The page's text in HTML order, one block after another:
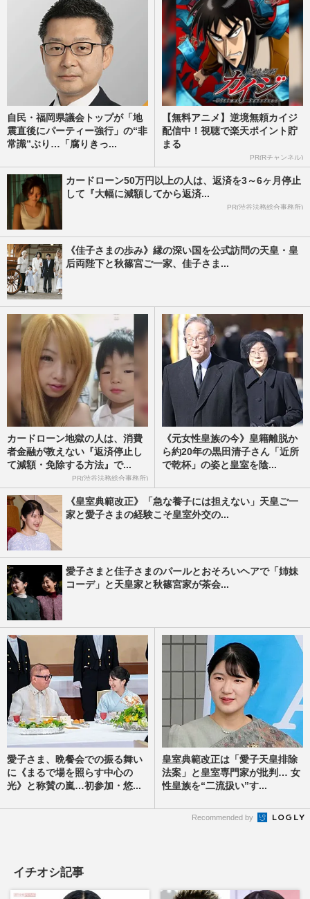
自民・福岡県議会トップが「地
震直後にパーティー強行」の“非
常識”ぶり…「腐りきっ...
【無料アニメ】逆境無頼カイジ
配信中！視聴で楽天ポイント貯
まる
PR(Rチャンネル)
カードローン50万円以上の人は、返済を3～6ヶ月停止
して『大幅に減額してから返済...
PR(渋谷法務総合事務所)
《佳子さまの歩み》縁の深い国を公式訪問の天皇・皇
后両陛下と秋篠宮ご一家、佳子さま...
カードローン地獄の人は、消費
者金融が教えない『返済停止し
て減額・免除する方法』で...
PR(渋谷法務総合事務所)
《元女性皇族の今》皇籍離脱か
ら約20年の黒田清子さん「近所
で乾杯」の姿と皇室を陰...
《皇室典範改正》「急な養子には担えない」天皇ご一
家と愛子さまの経験こそ皇室外交の...
愛子さまと佳子さまのパールとおそろいヘアで「姉妹
コーデ」と天皇家と秋篠宮家が茶会...
愛子さま、晩餐会での振る舞い
に《まるで場を照らす中心の
光》と称賛の嵐…初参加・悠...
皇室典範改正は「愛子天皇排除
法案」と皇室専門家が批判… 女
性皇族を“二流扱い”す...
Recommended by
イチオシ記事